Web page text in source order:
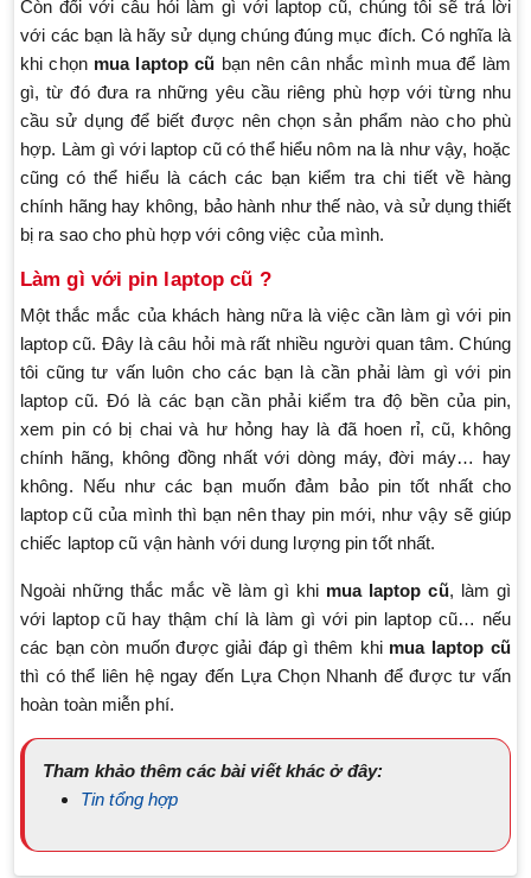
Còn đối với câu hỏi làm gì với laptop cũ, chúng tôi sẽ trả lời
với các bạn là hãy sử dụng chúng đúng mục đích. Có nghĩa là
khi chọn mua laptop cũ bạn nên cân nhắc mình mua để làm
gì, từ đó đưa ra những yêu cầu riêng phù hợp với từng nhu
cầu sử dụng để biết được nên chọn sản phẩm nào cho phù
hợp. Làm gì với laptop cũ có thể hiểu nôm na là như vậy, hoặc
cũng có thể hiểu là cách các bạn kiểm tra chi tiết về hàng
chính hãng hay không, bảo hành như thế nào, và sử dụng thiết
bị ra sao cho phù hợp với công việc của mình.
Làm gì với pin laptop cũ ?
Một thắc mắc của khách hàng nữa là việc cần làm gì với pin
laptop cũ. Đây là câu hỏi mà rất nhiều người quan tâm. Chúng
tôi cũng tư vấn luôn cho các bạn là cần phải làm gì với pin
laptop cũ. Đó là các bạn cần phải kiểm tra độ bền của pin,
xem pin có bị chai và hư hỏng hay là đã hoen rỉ, cũ, không
chính hãng, không đồng nhất với dòng máy, đời máy… hay
không. Nếu như các bạn muốn đảm bảo pin tốt nhất cho
laptop cũ của mình thì bạn nên thay pin mới, như vậy sẽ giúp
chiếc laptop cũ vận hành với dung lượng pin tốt nhất.
Ngoài những thắc mắc về làm gì khi mua laptop cũ, làm gì
với laptop cũ hay thậm chí là làm gì với pin laptop cũ… nếu
các bạn còn muốn được giải đáp gì thêm khi mua laptop cũ
thì có thể liên hệ ngay đến Lựa Chọn Nhanh để được tư vấn
hoàn toàn miễn phí.
Tham khảo thêm các bài viết khác ở đây:
Tin tổng hợp